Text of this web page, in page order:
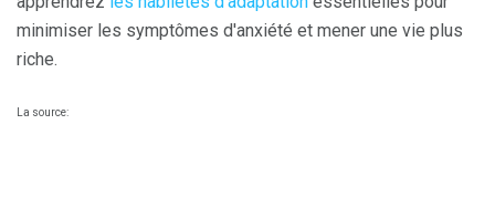
minimiser les symptômes d'anxiété et mener une vie plus
riche.
La source: